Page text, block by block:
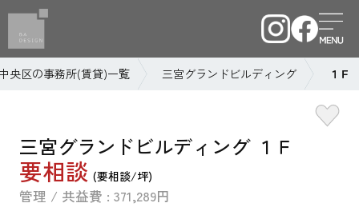
央区の事務所(賃貸)一覧 三宮グランドビルディング １Ｆ
三宮グランドビルディング １Ｆ
要相談 (要相談/坪)
管理 / 共益費 : 371,289円